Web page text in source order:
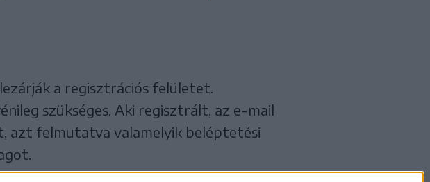
a regisztrációs felületet.
szükséges. Aki regisztrált, az e-mail
azt felmutatva valamelyik beléptetési